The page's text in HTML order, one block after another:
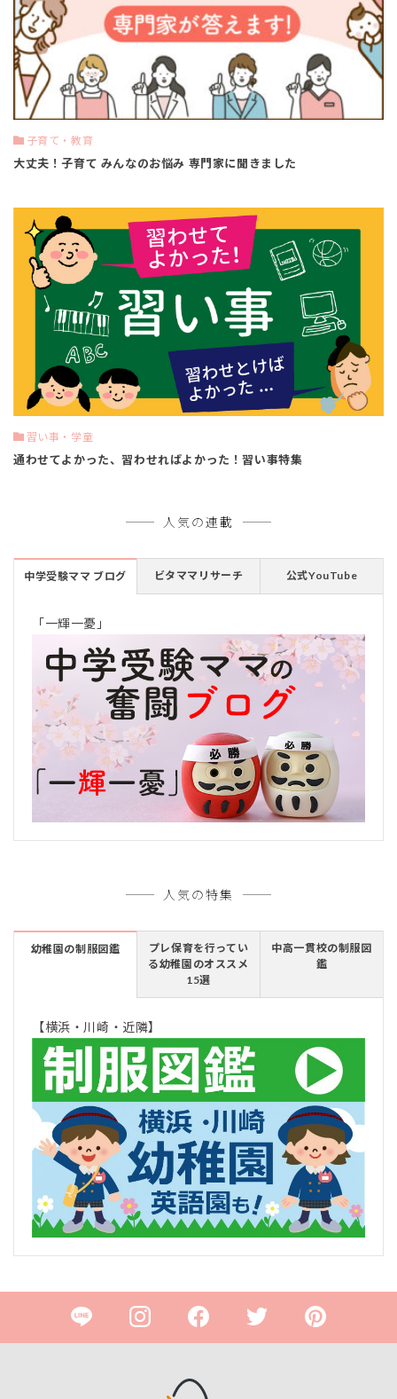
子育て・教育
大丈夫！子育て みんなのお悩み 専門家に聞きました
習い事・学童
通わせてよかった、習わせればよかった！習い事特集
人気の連載
中学受験ママ ブログ ビタママリサーチ 公式YouTube
「一輝一憂」
人気の特集
幼稚園の制服図鑑
プレ保育を行ってい
る幼稚園のオススメ
15選
中高一貫校の制服図
鑑
【横浜・川崎・近隣】